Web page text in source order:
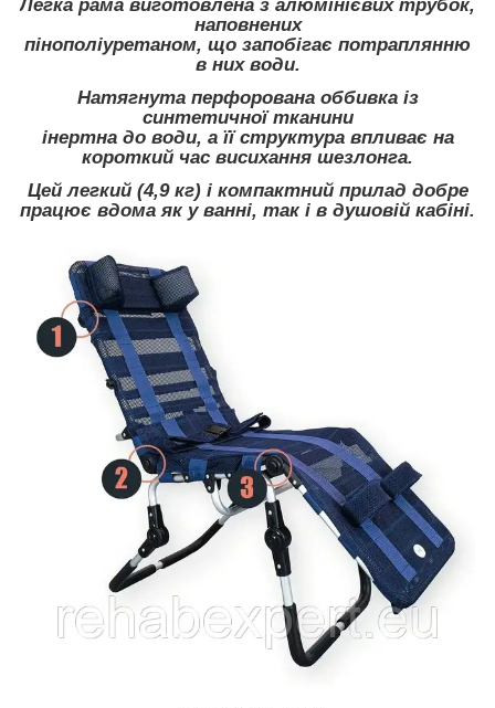
Легка рама виготовлена з алюмінієвих трубок,
наповнених
пінополіуретаном, що запобігає потраплянню
в них води.
Натягнута перфорована оббивка із
синтетичної тканини
інертна до води, а її структура впливає на
короткий час висихання шезлонга.
Цей легкий (4,9 кг) і компактний прилад добре
працює вдома як у ванні, так і в душовій кабіні.